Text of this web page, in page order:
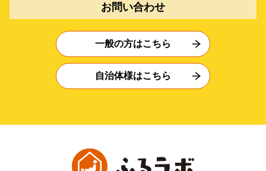
お問い合わせ
一般の方はこちら
自治体様はこちら